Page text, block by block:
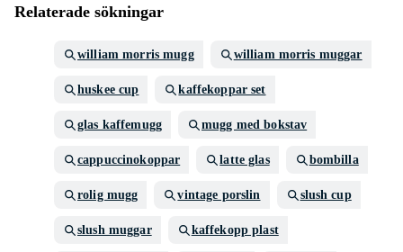
Relaterade sökningar
william morris mugg william morris muggar
huskee cup kaffekoppar set
glas kaffemugg mugg med bokstav
cappuccinokoppar latte glas bombilla
rolig mugg vintage porslin slush cup
slush muggar kaffekopp plast